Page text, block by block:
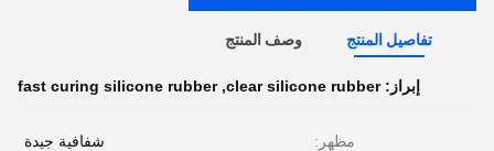
تفاصيل المنتج وصف المنتج
إبراز:clear silicone rubber
,
fast curing silicone rubber
مظهر: شفافية جيدة